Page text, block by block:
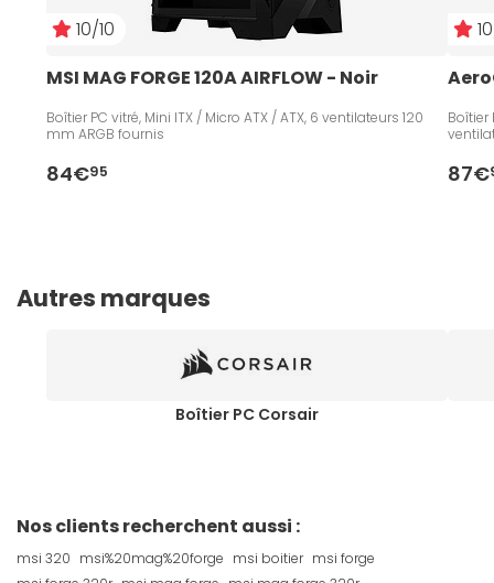
10/10
MSI MAG FORGE 120A AIRFLOW - Noir
Boîtier PC vitré, Mini ITX / Micro ATX / ATX, 6 ventilateurs 120
mm ARGB fournis
84€95
Boîtier
87€
Autres marques
Boîtier PC Corsair
Nos clients recherchent aussi :
msi 320 msi%20mag%20forge msi boitier msi forge